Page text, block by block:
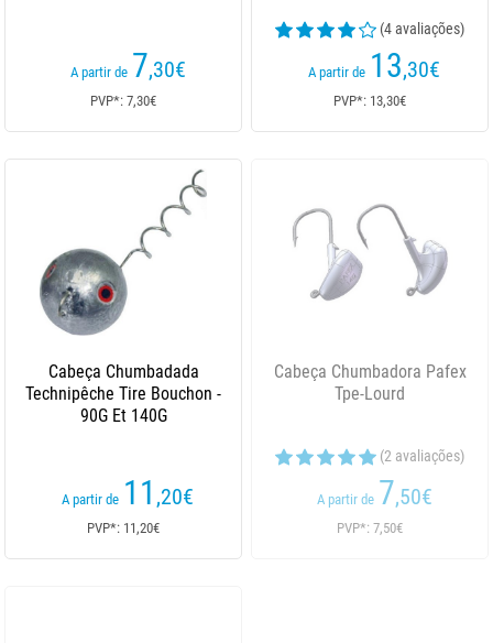
A partir de 7,30€
PVP*: 7,30€
(4 avaliações)
A partir de 13,30€
PVP*: 13,30€
Cabeça Chumbadada
Technipêche Tire Bouchon -
90G Et 140G
A partir de 11 ,20€
PVP*: 11,20€
Cabeça Chumbadora Pafex
Tpe-Lourd
(2 avaliações)
A partir de 7,50€
PVP*: 7,50€